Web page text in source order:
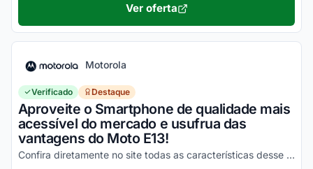
Ver oferta
Motorola
Verificado Destaque
Aproveite o Smartphone de qualidade mais
acessível do mercado e usufrua das
vantagens do Moto E13!
Confira diretamente no site todas as características desse novo smartphone Motorola e aproveite!